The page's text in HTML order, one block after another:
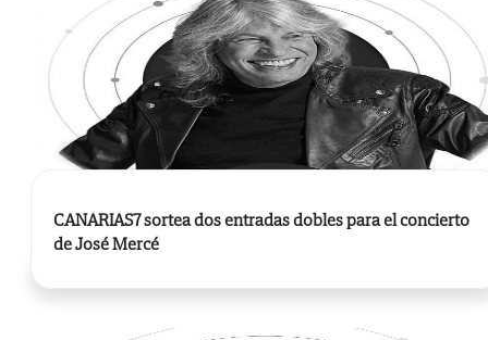
CANARIAS7 sortea dos entradas dobles para el concierto
de José Mercé